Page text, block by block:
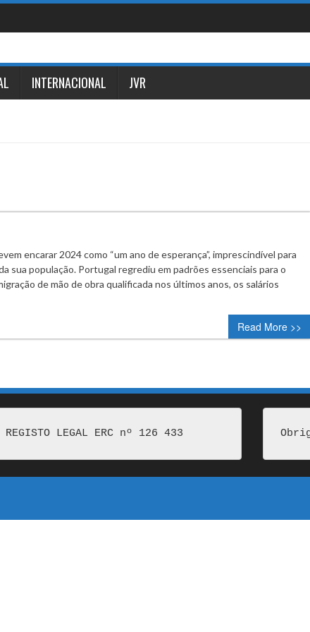
INTERNACIONAL JVR
encarar 2024 como “um ano de esperança”, imprescindível para
sua população. Portugal regrediu em padrões essenciais para o
de mão de obra qualificada nos últimos anos, os salários
Read More >>
REGISTO LEGAL ERC nº 126 433